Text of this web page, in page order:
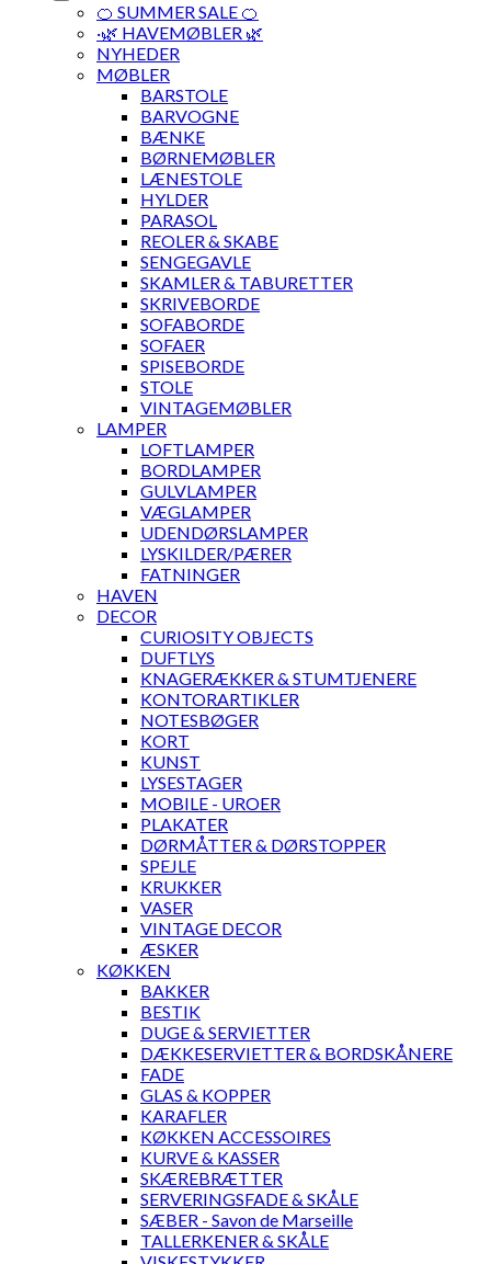
🍊 SUMMER SALE 🍊
·🌿 HAVEMØBLER 🌿
NYHEDER
MØBLER
BARSTOLE
BARVOGNE
BÆNKE
BØRNEMØBLER
LÆNESTOLE
HYLDER
PARASOL
REOLER & SKABE
SENGEGAVLE
SKAMLER & TABURETTER
SKRIVEBORDE
SOFABORDE
SOFAER
SPISEBORDE
STOLE
VINTAGEMØBLER
LAMPER
LOFTLAMPER
BORDLAMPER
GULVLAMPER
VÆGLAMPER
UDENDØRSLAMPER
LYSKILDER/PÆRER
FATNINGER
HAVEN
DECOR
CURIOSITY OBJECTS
DUFTLYS
KNAGERÆKKER & STUMTJENERE
KONTORARTIKLER
NOTESBØGER
KORT
KUNST
LYSESTAGER
MOBILE - UROER
PLAKATER
DØRMÅTTER & DØRSTOPPER
SPEJLE
KRUKKER
VASER
VINTAGE DECOR
ÆSKER
KØKKEN
BAKKER
BESTIK
DUGE & SERVIETTER
DÆKKESERVIETTER & BORDSKÅNERE
FADE
GLAS & KOPPER
KARAFLER
KØKKEN ACCESSOIRES
KURVE & KASSER
SKÆREBRÆTTER
SERVERINGSFADE & SKÅLE
SÆBER - Savon de Marseille
TALLERKENER & SKÅLE